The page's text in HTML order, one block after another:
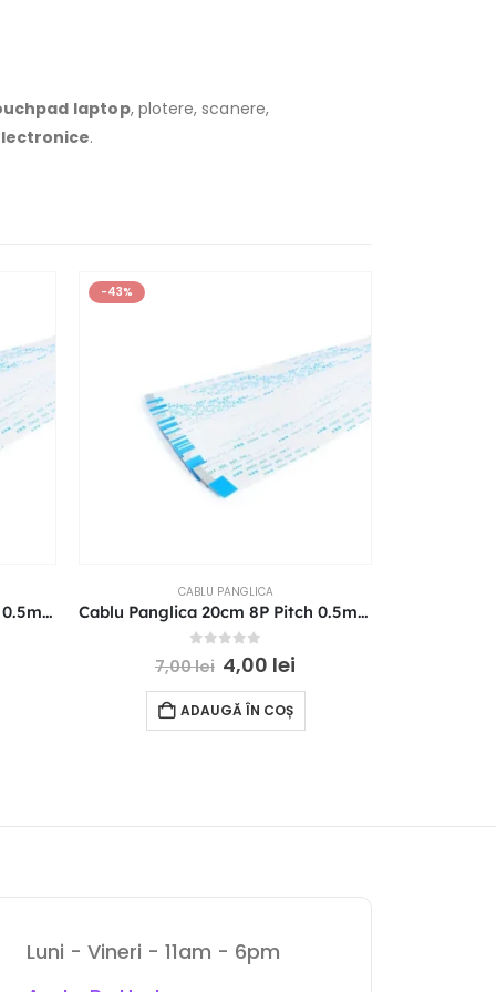
laptop, plotere, scanere,
.
Cablu Panglica 20cm 4P Pitch 0.5mm Reverse Direction FFC
-43%
CABLU PANGLICA
Cablu Panglica 20cm 8P Pitch 0.5mm Reverse Direction FFC
out of 5
7,00lei 4,00 lei
ADAUGĂ ÎN COȘ
Luni - Vineri - 11am - 6pm